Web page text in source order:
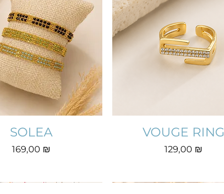
SOLEA
Prix
169,00 ₪
VOUGE RING
Prix
129,00 ₪